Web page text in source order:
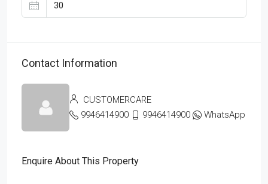
Contact Information
CUSTOMERCARE
9946414900
9946414900 WhatsApp
Enquire About This Property